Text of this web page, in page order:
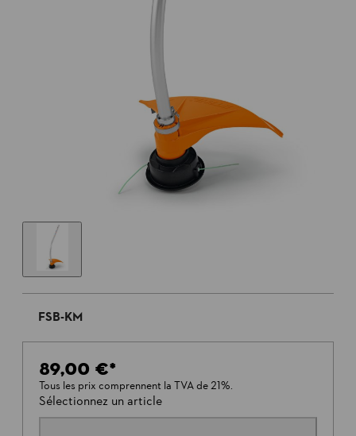
FSB-KM
89,00 €*
Tous les prix comprennent la TVA de 21%.
Sélectionnez un article